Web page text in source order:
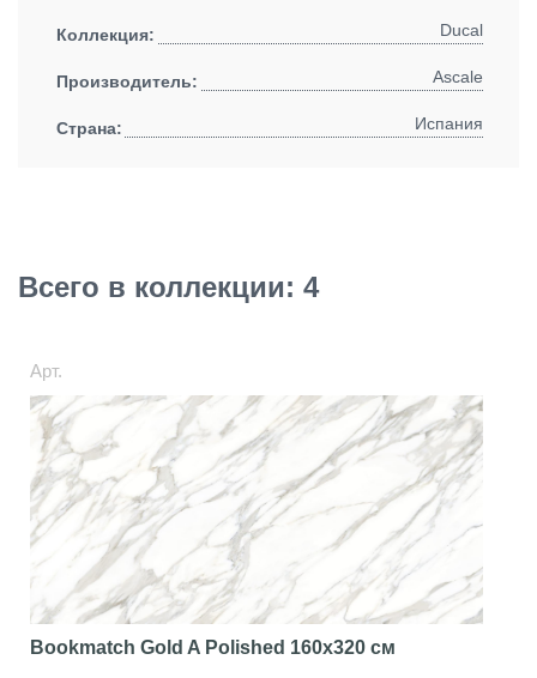
Коллекция: Ducal
Производитель: Ascale
Страна: Испания
Всего в коллекции: 4
Арт.
Bookmatch Gold A Polished 160x320 см